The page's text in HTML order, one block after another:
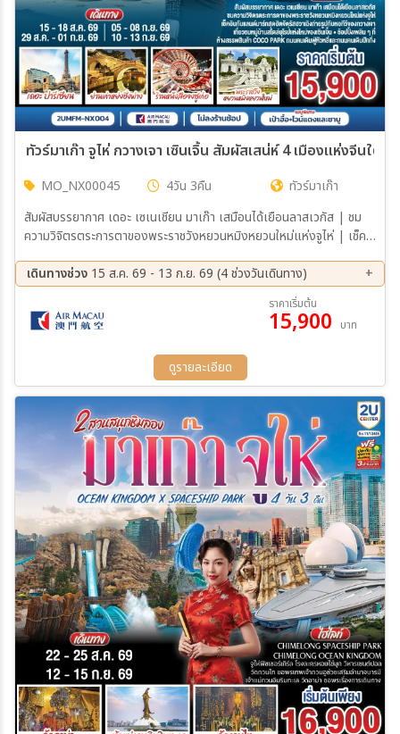
20 ก.ย. 69 - 22 ก.ย. 69
21 ก.ย. 69 - 23 ก.ย. 69
22 ก.ย. 69 - 24 ก.ย. 69
12 ต.ค. 69 - 14 ต.ค. 69
13 ต.ค. 69 - 15 ต.ค. 69
14 ต.ค. 69 - 16 ต.ค. 69
15 ต.ค. 69 - 17 ต.ค. 69
16 ต.ค. 69 - 18 ต.ค. 69
17 ต.ค. 69 - 19 ต.ค. 69
18 ต.ค. 69 - 20 ต.ค. 69
19 ต.ค. 69 - 21 ต.ค. 69
25 ต.ค. 69 - 27 ต.ค. 69
26 ต.ค. 69 - 28 ต.ค. 69
27 ต.ค. 69 - 29 ต.ค. 69
28 ต.ค. 69 - 30 ต.ค. 69
29 ต.ค. 69 - 31 ต.ค. 69
01 พ.ย. 69 - 03 พ.ย. 69
02 พ.ย. 69 - 04 พ.ย. 69
03 พ.ย. 69 - 05 พ.ย. 69
04 พ.ย. 69 - 06 พ.ย. 69
05 พ.ย. 69 - 07 พ.ย. 69
06 พ.ย. 69 - 08 พ.ย. 69
09 พ.ย. 69 - 11 พ.ย. 69
10 พ.ย. 69 - 12 พ.ย. 69
11 พ.ย. 69 - 13 พ.ย. 69
12 พ.ย. 69 - 14 พ.ย. 69
13 พ.ย. 69 - 15 พ.ย. 69
14 พ.ย. 69 - 16 พ.ย. 69
15 พ.ย. 69 - 17 พ.ย. 69
16 พ.ย. 69 - 18 พ.ย. 69
20 พ.ย. 69 - 22 พ.ย. 69
21 พ.ย. 69 - 23 พ.ย. 69
22 พ.ย. 69 - 24 พ.ย. 69
23 พ.ย. 69 - 25 พ.ย. 69
24 พ.ย. 69 - 26 พ.ย. 69
25 พ.ย. 69 - 27 พ.ย. 69
26 พ.ย. 69 - 28 พ.ย. 69
27 พ.ย. 69 - 29 พ.ย. 69
28 พ.ย. 69 - 30 พ.ย. 69
29 พ.ย. 69 - 01 ธ.ค. 69
30 พ.ย. 69 - 02 ธ.ค. 69
01 ธ.ค. 69 - 03 ธ.ค. 69
02 ธ.ค. 69 - 04 ธ.ค. 69
07 ธ.ค. 69 - 09 ธ.ค. 69
08 ธ.ค. 69 - 10 ธ.ค. 69
09 ธ.ค. 69 - 11 ธ.ค. 69
11 ธ.ค. 69 - 13 ธ.ค. 69
12 ธ.ค. 69 - 14 ธ.ค. 69
13 ธ.ค. 69 - 15 ธ.ค. 69
ทัวร์มาเก๊า จูไห่ กวางเจา เซินเจิ้น สัมผัสเสน่ห์ 4 เมืองแห่งจีนใต้
MO_NX00045 4วัน 3คืน
ทัวร์มาเก๊า
สัมผัสบรรยากาศ เดอะ เซเนเชียน มาเก๊า เสมือนได้เยือนลาสเวกัส | ชม
ความวิจิตรตระการตาของพระราชวังหยวนหมิงหยวนใหม่แห่งจูไห่ | เช็ค
เที่ยวชมหมู่บ้านสไตล์ยุโรปแห่งใหม่ของเซินเจิ้น | ช้อปปิ้งเพลิน ห้างสรรพ
สินค้า COCO Park, ถนนคนเดินฟู่หัวหลี่ และถนนคนเดินปักกิ่ง
เดินทางช่วง 15 ส.ค. 69 - 13 ก.ย. 69 (4 ช่วงวันเดินทาง)
29 ส.ค. 69 - 01 ก.ย. 69
05 ก.ย. 69 - 08 ก.ย. 69
10 ก.ย. 69 - 13 ก.ย. 69
ราคาเริ่มต้น
15,900 บาท
ดูรายละเอียด